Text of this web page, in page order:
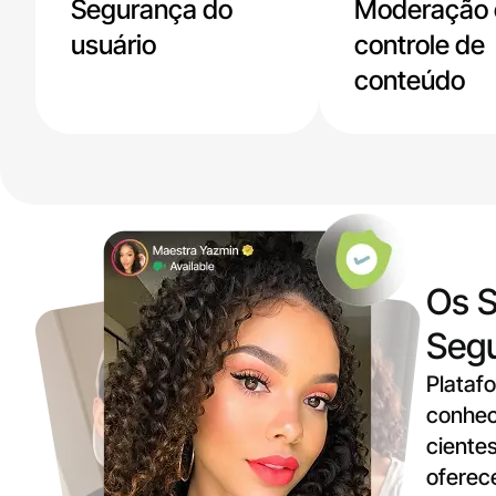
Segurança do
usuário
Moderação
controle de
conteúdo
Os